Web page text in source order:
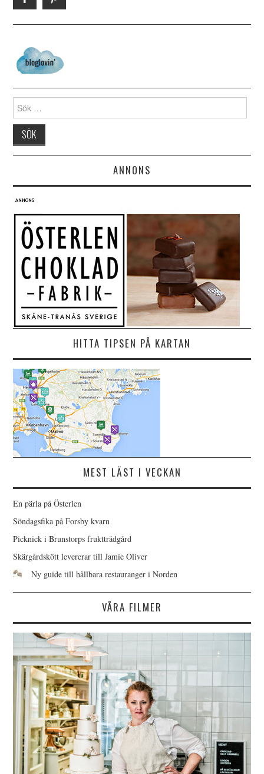
Search for:
ANNONS
HITTA TIPSEN PÅ KARTAN
MEST LÄST I VECKAN
En pärla på Österlen
Söndagsfika på Forsby kvarn
Picknick i Brunstorps fruktträdgård
Skärgårdskött levererar till Jamie Oliver
Ny guide till hållbara restauranger i Norden
VÅRA FILMER